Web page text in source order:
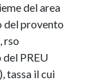
del area
del provento
rso
PREU
tassa il cui